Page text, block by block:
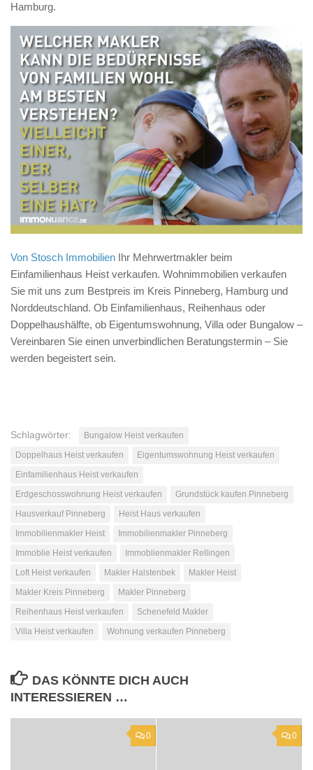
Hamburg.
Von Stosch Immobilien Ihr Mehrwertmakler beim
Einfamilienhaus Heist verkaufen. Wohnimmobilien verkaufen
Sie mit uns zum Bestpreis im Kreis Pinneberg, Hamburg und
Norddeutschland. Ob Einfamilienhaus, Reihenhaus oder
Doppelhaushälfte, ob Eigentumswohnung, Villa oder Bungalow –
Vereinbaren Sie einen unverbindlichen Beratungstermin – Sie
werden begeistert sein.
Schlagwörter:
Bungalow Heist verkaufen
Doppelhaus Heist verkaufen
Eigentumswohnung Heist verkaufen
Einfamilienhaus Heist verkaufen
Erdgeschosswohnung Heist verkaufen
Grundstück kaufen Pinneberg
Hausverkauf Pinneberg
Heist Haus verkaufen
Immobilienmakler Heist
Immobilienmakler Pinneberg
Immoblie Heist verkaufen
Immoblienmakler Rellingen
Loft Heist verkaufen
Makler Halstenbek
Makler Heist
Makler Kreis Pinneberg
Makler Pinneberg
Reihenhaus Heist verkaufen
Schenefeld Makler
Villa Heist verkaufen
Wohnung verkaufen Pinneberg
DAS KÖNNTE DICH AUCH
INTERESSIEREN …
0 0